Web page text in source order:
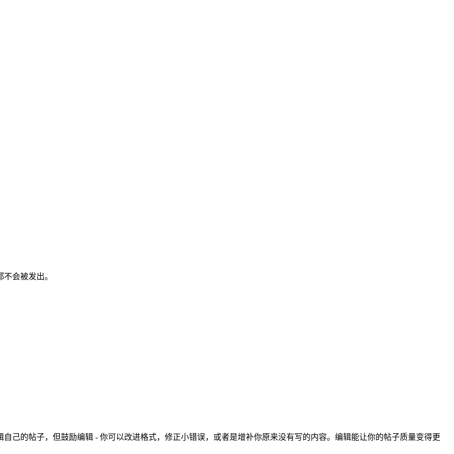
会被发出。
己的帖子，但鼓励编辑 - 你可以改进格式，修正小错误，或者是增补你原来没有写的内容。编辑能让你的帖子质量变得更